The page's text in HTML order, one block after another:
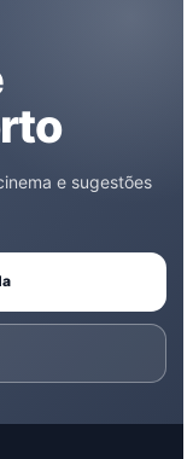
e sugestões